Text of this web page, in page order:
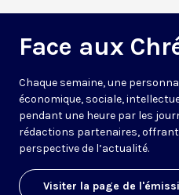
Face aux
Chaque semaine, une
économique, sociale,
pendant une heure par les
rédactions partenaires, offrant
perspective de l’actualité.
Visiter la page de